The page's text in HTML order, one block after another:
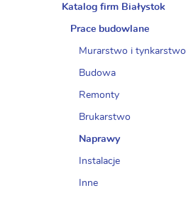
Katalog firm Białystok
Prace budowlane
Murarstwo i tynkarstwo
Budowa
Remonty
Brukarstwo
Naprawy
Instalacje
Inne